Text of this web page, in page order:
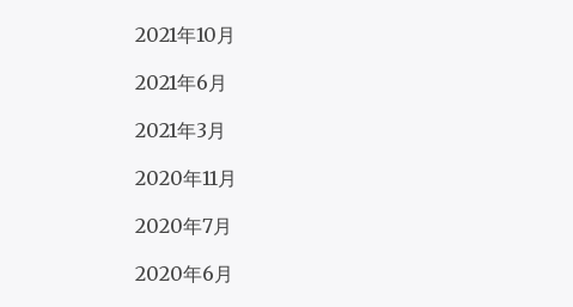
2021年10月
2021年6月
2021年3月
2020年11月
2020年7月
2020年6月